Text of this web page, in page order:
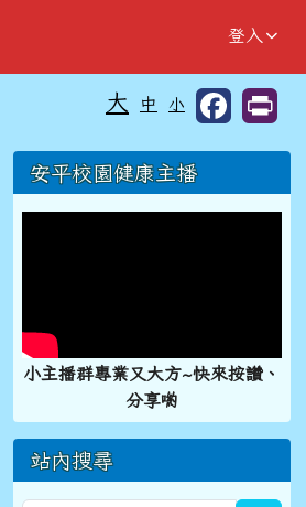
登入
⏸
大 中 小
右邊區域內容
安平校園健康主播
小主播群專業又大方~快來按讚、
分享喲
站內搜尋